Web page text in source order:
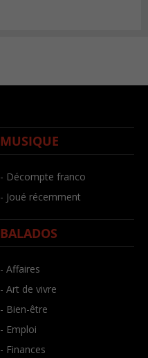
MUSIQUE
- Décompte franco
- Joué récemment
BALADOS
- Affaires
- Art de vivre
- Bien-être
- Emploi
- Finances